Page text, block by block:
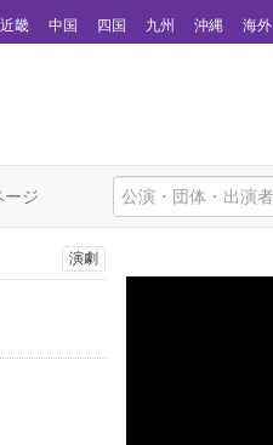
近畿 中国 四国 九州 沖縄 海外
ージ
演劇